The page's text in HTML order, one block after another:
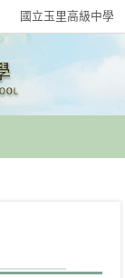
國立玉里高級中學